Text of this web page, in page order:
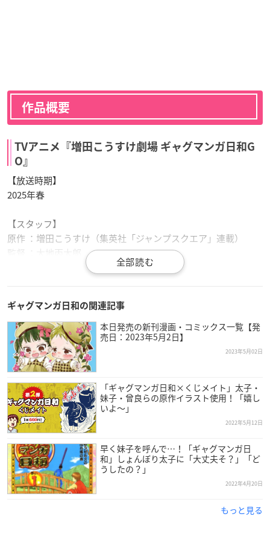
作品概要
TVアニメ『増田こうすけ劇場 ギャグマンガ日和G
O』
【放送時期】
2025年春
【スタッフ】
原作 ：増田こうすけ（集英社「ジャンプスクエア」連載）
監督 ：大地丙太郎
音響監督 ：たなかかずや
美術監督 ：湖山真奈美
撮影監督 ：大山佳久
アニメーション制作：スタジオディーン
製作 ：ギャグマンガ日和
【キャスト】
うえだゆうじ
名塚佳織
前田剛
竹本英史
矢部雅史
内藤玲
佐藤なる美
ギャグマンガ日和の関連記事
本日発売の新刊漫画・コミックス一覧【発
売日：2023年5月2日】
2023年5月02日
「ギャグマンガ日和×くじメイト」太子・
妹子・曾良らの原作イラスト使用！「嬉し
いよ～」
2022年5月12日
早く妹子を呼んで…！「ギャグマンガ日
和」しょんぼり太子に「大丈夫そ？」「ど
うしたの？」
2022年4月20日
もっと見る